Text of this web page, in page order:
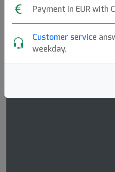
Payment in EUR with
Customer service
weekday.